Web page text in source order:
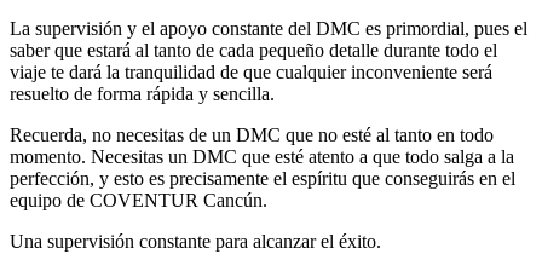
La supervisión y el apoyo constante del DMC es primordial, pues el
saber que estará al tanto de cada pequeño detalle durante todo el
viaje te dará la tranquilidad de que cualquier inconveniente será
resuelto de forma rápida y sencilla.
Recuerda, no necesitas de un DMC que no esté al tanto en todo
momento. Necesitas un DMC que esté atento a que todo salga a la
perfección, y esto es precisamente el espíritu que conseguirás en el
equipo de COVENTUR Cancún.
Una supervisión constante para alcanzar el éxito.